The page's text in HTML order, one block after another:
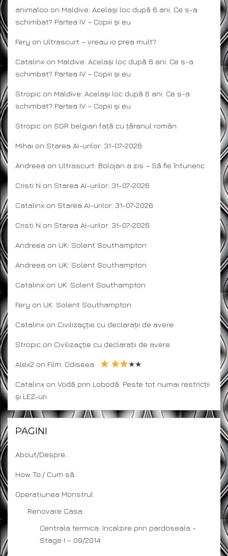
animaloo on Maldive: Același loc după 6 ani. Ce s-a
schimbat? Partea IV – Copiii și eu
Fery on Ultrascurt – vreau io prea mult?
Catalinx on Maldive: Același loc după 6 ani. Ce s-a
schimbat? Partea IV – Copiii și eu
Stropic on Maldive: Același loc după 6 ani. Ce s-a
schimbat? Partea IV – Copiii și eu
Stropic on SGR belgian față cu țăranul român
Mihai on Starea AI-urilor: 31-07-2026
Andreea on Ultrascurt: Bolojan a zis – Să fie întuneric
Cristi N on Starea AI-urilor: 31-07-2026
Catalinx on Starea AI-urilor: 31-07-2026
Cristi N on Starea AI-urilor: 31-07-2026
Andreea on UK: Solent Southampton
Andreea on UK: Solent Southampton
Catalinx on UK: Solent Southampton
Fery on UK: Solent Southampton
Catalinx on Civilizaçție cu declarații de avere
Stropic on Civilizaçție cu declarații de avere
Alex2 on Film: Odiseea ★★
Catalinx on Vodă prin Lobodă: Peste tot numai restricții
și LEZ-uri
PAGINI
About/Despre…
How To:/ Cum să:
Operatiunea Monstrul
Renovare Casa
Centrala termica. Incalzire prin pardoseala -
Stage I – 09/2014